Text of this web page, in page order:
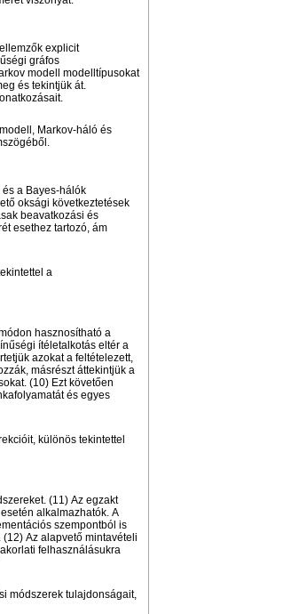
explicit
gráfos
modell modelltípusokat
és tekintjük át.
Markov-háló és
a Bayes-hálók
oksági következtetések
beavatkozási és
esethez tartozó, ám
a
hasznosítható a
ítéletalkotás eltér a
azokat a feltételezett,
másrészt áttekintjük a
(10) Ezt követően
és egyes
különös tekintettel
(11) Az egzakt
alkalmazhatók. A
szempontból is
Az alapvető mintavételi
felhasználásukra
módszerek tulajdonságait,